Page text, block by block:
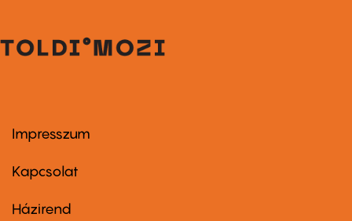
Footer
first
Impresszum
Kapcsolat
Footer
Házirend